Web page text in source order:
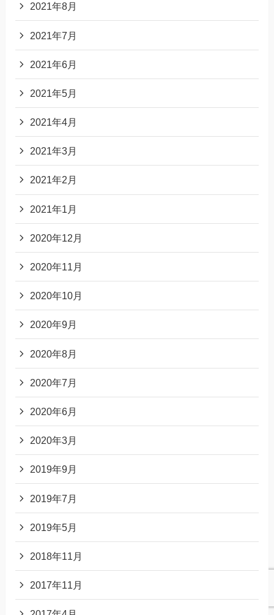
2021年8月
2021年7月
2021年6月
2021年5月
2021年4月
2021年3月
2021年2月
2021年1月
2020年12月
2020年11月
2020年10月
2020年9月
2020年8月
2020年7月
2020年6月
2020年3月
2019年9月
2019年7月
2019年5月
2018年11月
2017年11月